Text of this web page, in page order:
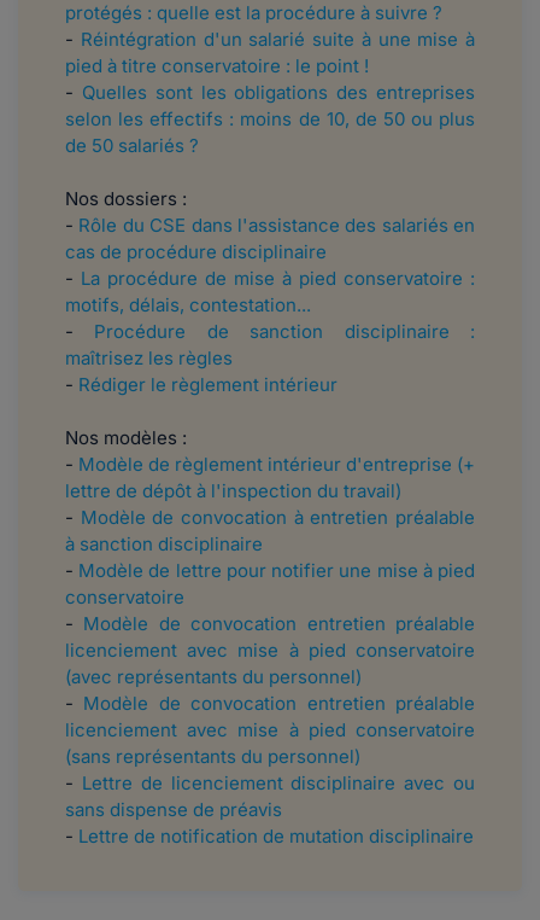
protégés : quelle est la procédure à suivre ?
- Réintégration d'un salarié suite à une mise à
pied à titre conservatoire : le point !
- Quelles sont les obligations des entreprises
selon les effectifs : moins de 10, de 50 ou plus
de 50 salariés ?
Nos dossiers :
- Rôle du CSE dans l'assistance des salariés en
cas de procédure disciplinaire
- La procédure de mise à pied conservatoire :
motifs, délais, contestation...
- Procédure de sanction disciplinaire :
maîtrisez les règles
- Rédiger le règlement intérieur
Nos modèles :
- Modèle de règlement intérieur d'entreprise (+
lettre de dépôt à l'inspection du travail)
- Modèle de convocation à entretien préalable
à sanction disciplinaire
- Modèle de lettre pour notifier une mise à pied
conservatoire
- Modèle de convocation entretien préalable
licenciement avec mise à pied conservatoire
(avec représentants du personnel)
- Modèle de convocation entretien préalable
licenciement avec mise à pied conservatoire
(sans représentants du personnel)
- Lettre de licenciement disciplinaire avec ou
sans dispense de préavis
- Lettre de notification de mutation disciplinaire